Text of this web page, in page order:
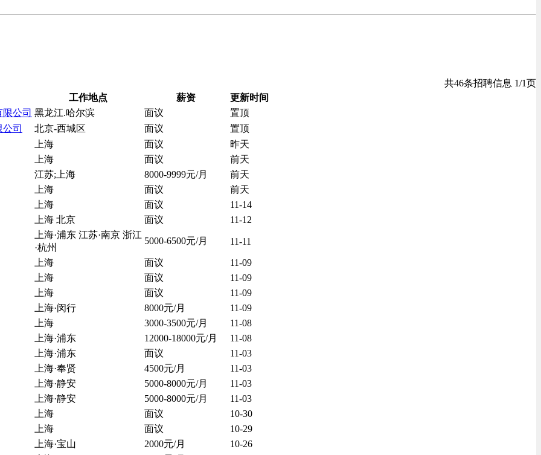
共46条招聘信息 1/1页
工作地点 薪资
更新时间
公司 黑龙江.哈尔滨 面议
置顶
司 北京-西城区 面议
置顶
上海
面议
昨天
上海
面议
前天
江苏;上海
8000-9999元/月
前天
上海
面议
前天
上海
面议
11-14
上海 北京
面议
11-12
上海·浦东 江苏·南京 浙江
·杭州
5000-6500元/月 11-11
上海 面议
11-09
上海
面议
11-09
上海
面议
11-09
上海·闵行
8000元/月
11-09
上海
3000-3500元/月
11-08
上海·浦东
12000-18000元/月
11-08
上海·浦东
面议
11-03
上海·奉贤
4500元/月
11-03
上海·静安
5000-8000元/月
11-03
上海·静安
5000-8000元/月
11-03
上海
面议
10-30
上海
面议
10-29
上海·宝山
2000元/月
10-26